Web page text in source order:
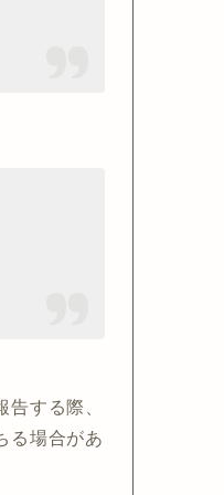
する際、
る場合があ